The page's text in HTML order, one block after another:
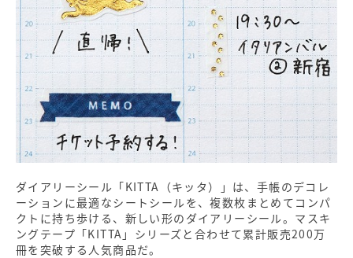
ダイアリーシール「KITTA（キッタ）」は、手帳のデコレ
ーションに最適なシートシールを、複数枚まとめてコンパ
クトに持ち歩ける、新しい形のダイアリーシール。マスキ
ングテープ「KITTA」シリーズと合わせて累計販売200万
冊を突破する人気商品だ。